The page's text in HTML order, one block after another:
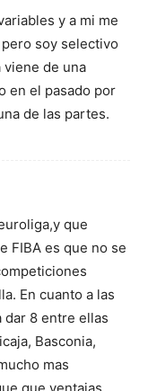
y a mi me
soy selectivo
de una
en el pasado por
de las partes.
que
FIBA es que no se
En cuanto a las
dar 8 entre ellas
Basconia,
mas